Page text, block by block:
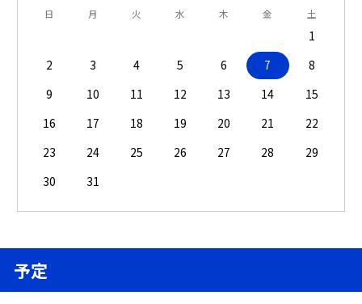
日 月 火 水 木 金 土
1
2
3 4 5 6 7
8
9
10 11 12 13 14
15
16
17 18 19 20 21
22
23
24 25 26 27 28
29
30
31
予定